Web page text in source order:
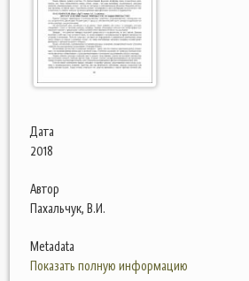
Дата
2018
Автор
Пахальчук, В.И.
Metadata
Показать полную информацию